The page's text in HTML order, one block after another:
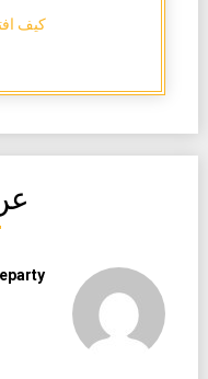
كيف